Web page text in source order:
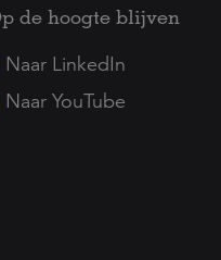
de hoogte blijven
Naar LinkedIn
Naar YouTube